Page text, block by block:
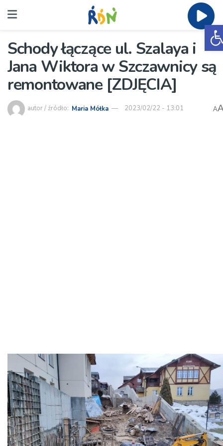
Schody łączące ul. Szalaya i
Jana Wiktora w Szczawnicy są
remontowane [ZDJĘCIA]
autor / źródło: Maria Mółka 2023/02/22 - 13:01 A